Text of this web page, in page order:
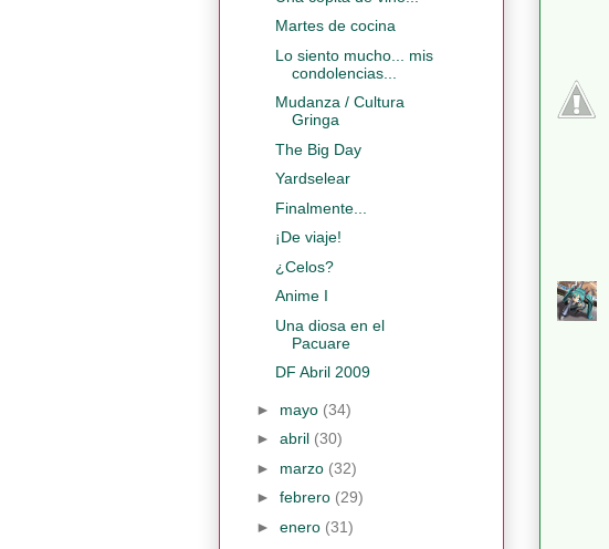
Martes de cocina
Lo siento mucho... mis
condolencias...
Mudanza / Cultura
Gringa
The Big Day
Yardselear
Finalmente...
¡De viaje!
¿Celos?
Anime I
Una diosa en el
Pacuare
DF Abril 2009
► mayo (34)
► abril (30)
► marzo (32)
► febrero (29)
► enero (31)